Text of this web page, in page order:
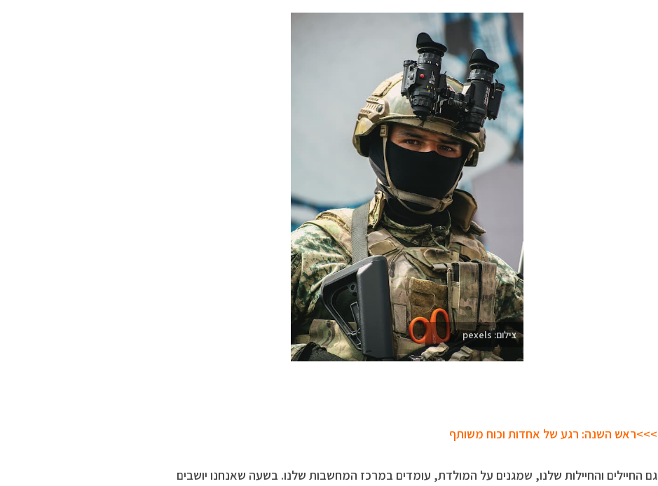
צילום: pexels
>>>ראש השנה: רגע של אחדות וכוח משותף
גם החיילים והחיילות שלנו, שמגנים על המולדת, עומדים במרכז המחשבות שלנו. בשעה שאנחנו יושבים